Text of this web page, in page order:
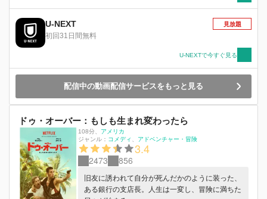
U-NEXT
初回31日間無料
見放題
U-NEXTで今すぐ見る
配信中の動画配信サービスをもっと見る
ドゥ・オーバー：もしも生まれ変わったら
108分
アメリカ
ジャンル： コメディ アドベンチャー・冒険
3.4
2473 856
旧友に誘われて自分が死んだかのように装った、
ある銀行の支店長。人生は一変し、冒険に満ちた